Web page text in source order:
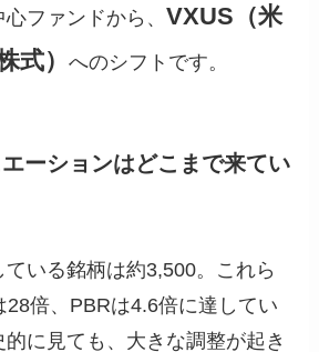
ファンドから、VXUS（米
式）へのシフトです。
ーションはどこまで来てい
いる銘柄は約3,500。これら
28倍、PBRは4.6倍に達してい
に見ても、大きな調整が起き